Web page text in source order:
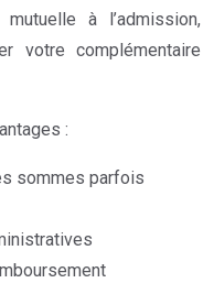
à l’admission,
votre complémentaire
:
sommes parfois